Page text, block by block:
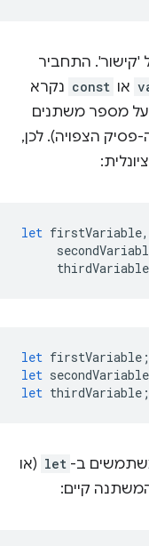
'קישור'. התחביר
או const נקרא
על מספר משתנים
הצפויה). לכן,
let firstVariable,
thirdVariable
let firstVariable ;
let secondVariable
let thirdVariable ;
ב- let (או